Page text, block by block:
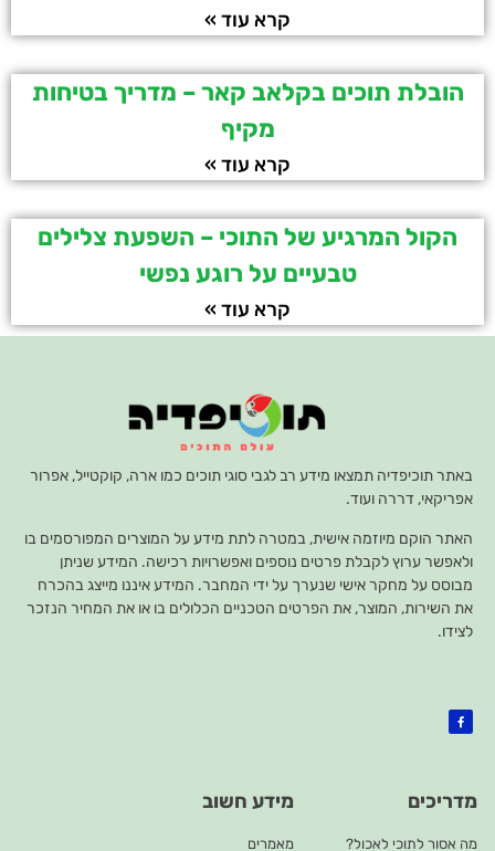
קרא עוד »
הובלת תוכים בקלאב קאר – מדריך בטיחות
מקיף
קרא עוד »
הקול המרגיע של התוכי – השפעת צלילים
טבעיים על רוגע נפשי
קרא עוד »
באתר תוכיפדיה תמצאו מידע רב לגבי סוגי תוכים כמו ארה, קוקטייל, אפרור
אפריקאי, דררה ועוד.
האתר הוקם מיוזמה אישית, במטרה לתת מידע על המוצרים המפורסמים בו
ולאפשר ערוץ לקבלת פרטים נוספים ואפשרויות רכישה. המידע שניתן
מבוסס על מחקר אישי שנערך על ידי המחבר. המידע איננו מייצג בהכרח
את השירות, המוצר, את הפרטים הטכניים הכלולים בו או את המחיר הנזכר
לצידו.
מדריכים
מה אסור לתוכי לאכול?
מידע חשוב
מאמרים